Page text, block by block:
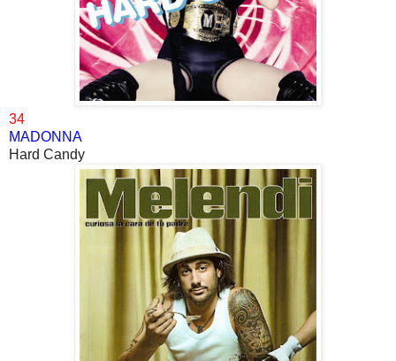
34
MADONNA
Hard Candy